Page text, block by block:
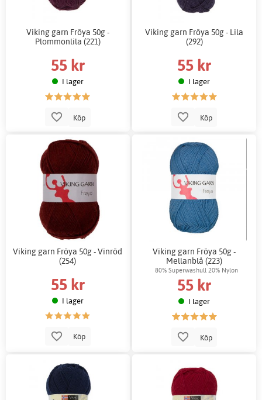
Viking garn Fröya 50g -
Plommonlila (221)
55 kr
I lager
Köp
Viking garn Fröya 50g - Lila
(292)
55 kr
I lager
Köp
Viking garn Fröya 50g - Vinröd
(254)
55 kr
I lager
Köp
Viking garn Fröya 50g -
Mellanblå (223)
80% Superwashull 20% Nylon
55 kr
I lager
Köp